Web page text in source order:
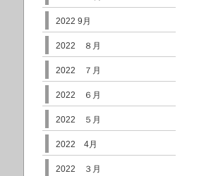
2022 9月
2022 ８月
2022 ７月
2022 ６月
2022 ５月
2022 4月
2022 ３月